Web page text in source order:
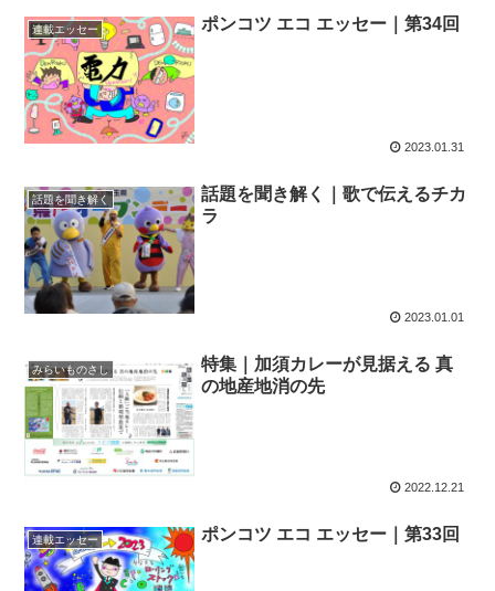
連載エッセー ポンコツ エコ エッセー｜第34回
2023.01.31
話題を聞き解く
話題を聞き解く｜歌で伝えるチカ
ラ
2023.01.01
みらいものさし
特集｜加須カレーが見据える 真
の地産地消の先
2022.12.21
連載エッセー ポンコツ エコ エッセー｜第33回